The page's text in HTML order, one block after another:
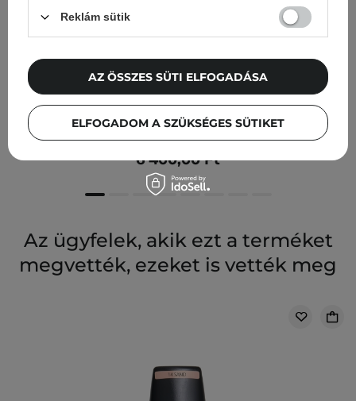
Medicube - Triple Collagen Toner - Feszesítő Arctonik -
140ml
6 400,00 Ft
Az ügyfelek, akik ezt a terméket
megvették, ezeket is vették meg
Reklám sütik
ELFOGADOM A SZÜKSÉGES SÜTIKET
AZ ÖSSZES SÜTI ELFOGADÁSA